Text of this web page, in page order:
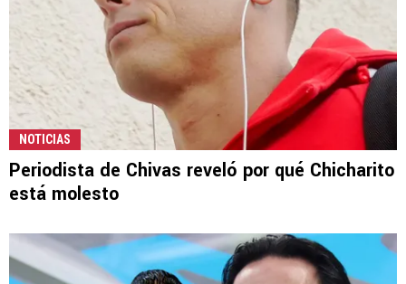
NOTICIAS
Periodista de Chivas reveló por qué Chicharito
está molesto